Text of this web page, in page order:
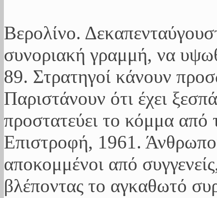
Βερολίνο.
συνοριακή γραμμή, να
89. Στρατηγοί κάνουν
Παριστάνουν ότι έχει
προστατεύει το κόμμα από
Επιστροφή, 1961.
αποκομμένοι από
βλέποντας το αγκαθωτό